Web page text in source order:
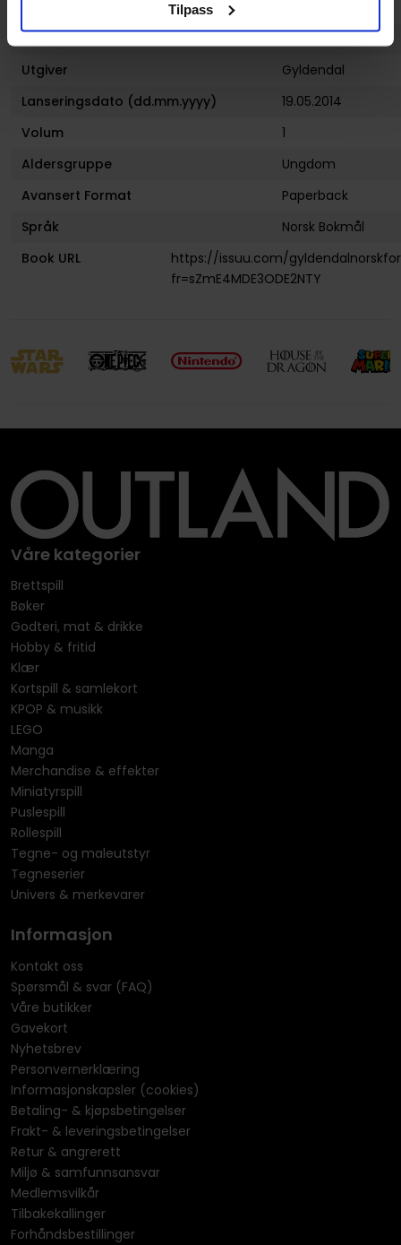
Tilpass
Antall Sider
624
Utgiver
Gyldendal
Lanseringsdato (dd.mm.yyyy)
19.05.2014
Volum
1
Aldersgruppe
Ungdom
Avansert Format
Paperback
Språk
Norsk Bokmål
Book URL
https://issuu.com/
fr=sZmE4MDE3ODE2NTY
Våre kategorier
Brettspill
Bøker
Godteri, mat & drikke
Hobby & fritid
Klær
Kortspill & samlekort
KPOP & musikk
LEGO
Manga
Merchandise & effekter
Miniatyrspill
Puslespill
Rollespill
Tegne- og maleutstyr
Tegneserier
Univers & merkevarer
Informasjon
Kontakt oss
Spørsmål & svar (FAQ)
Våre butikker
Gavekort
Nyhetsbrev
Personvernerklæring
Informasjonskapsler (cookies)
Betaling- & kjøpsbetingelser
Frakt- & leveringsbetingelser
Retur & angrerett
Miljø & samfunnsansvar
Medlemsvilkår
Tilbakekallinger
Forhåndsbestillinger